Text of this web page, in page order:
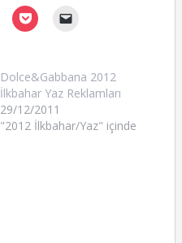
Dolce&Gabbana 2012
İlkbahar Yaz Reklamları
29/12/2011
"2012 İlkbahar/Yaz" içinde